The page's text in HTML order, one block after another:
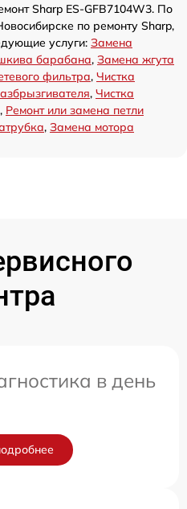
Sharp ES-GFB7104W3. По
по ремонту Sharp,
услуги: Замена
барабана, Замена жгута
фильтра, Чистка
, Чистка
, Ремонт или замена петли
, Замена мотора
в день